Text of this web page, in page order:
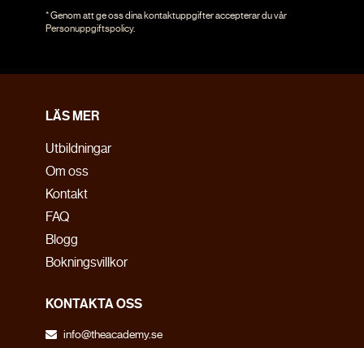
* Genom att ge oss dina kontaktuppgifter accepterar du vår
Personuppgiftspolicy.
LÄS MER
Utbildningar
Om oss
Kontakt
FAQ
Blogg
Bokningsvillkor
KONTAKTA OSS
info@theacademy.se
LIVE